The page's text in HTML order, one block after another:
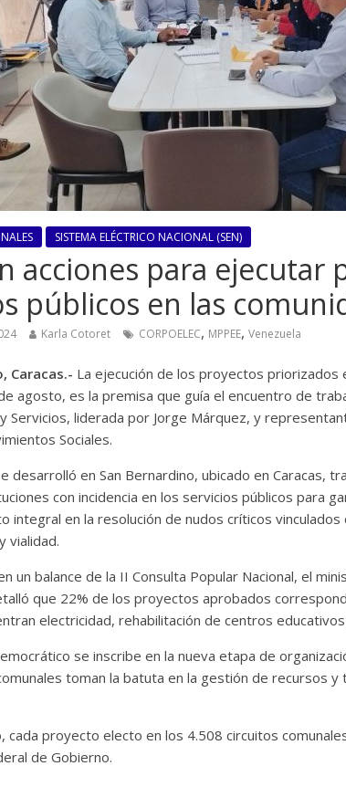
SISTEMA ELÉCTRICO NACIONAL (SEN)
acciones para ejecutar
públicos en las
Karla Cotoret CORPOELEC, MPPEE, Venezuela
Caracas.- La ejecución de los proyectos priorizados
agosto, es la premisa que guía el encuentro de
Servicios, liderada por Jorge Márquez, y
Sociales.
desarrolló en San Bernardino, ubicado en Caracas,
con incidencia en los servicios públicos para
integral en la resolución de nudos críticos
vialidad.
un balance de la II Consulta Popular Nacional, el
que 22% de los proyectos aprobados
electricidad, rehabilitación de centros educativos
se inscribe en la nueva etapa de
toman la batuta en la gestión de recursos y
cada proyecto electo en los 4.508 circuitos
de Gobierno.